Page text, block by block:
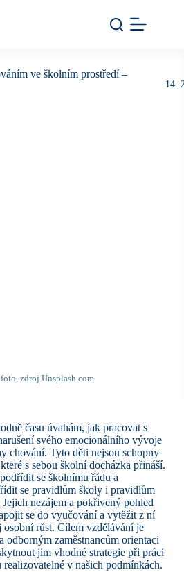
ve školním prostředí –
14.
zdroj Unsplash.com
času úvahám, jak pracovat s
svého emocionálního vývoje
chování. Tyto děti nejsou schopny
s sebou školní docházka přináší.
se školnímu řádu a
se pravidlům školy i pravidlům
nezájem a pokřivený pohled
se do vyučování a vytěžit z ní
osobní růst. Cílem vzdělávání je
odborným zaměstnancům orientaci
jim vhodné strategie při práci
v našich podmínkách.